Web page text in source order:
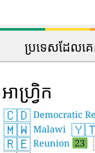
ប្រទេសដែលគ
អាហ្រ្វិក
🇨🇩 Democratic
🇲🇼 Malawi
🇷🇪 Reunion 23